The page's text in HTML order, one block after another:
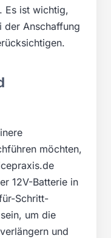
Es ist wichtig,
der Anschaffung
möchten,
12V-Batterie in
Schritt-
um die
und